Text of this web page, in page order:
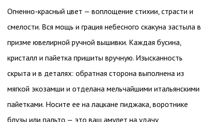
Огненно-красный цвет — воплощение стихии, страсти и
смелости. Вся мощь и грация небесного скакуна застыла в
призме ювелирной ручной вышивки. Каждая бусина,
кристалл и пайетка пришиты вручную. Изысканность
скрыта и в деталях: обратная сторона выполнена из
мягкой экозамши и отделана мельчайшими итальянскими
пайетками. Носите ее на лацкане пиджака, воротнике
блузы или пальто — это ваш амулет на удачу,